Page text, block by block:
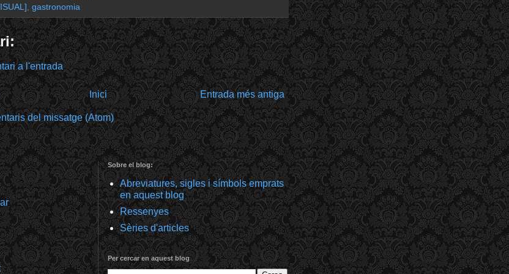
gastronomia
a l'entrada
Entrada més antiga
Inici
del missatge (Atom)
Sobre el blog:
Abreviatures, sigles i símbols emprats
en aquest blog
Ressenyes
Sèries d'articles
Per cercar en aquest blog